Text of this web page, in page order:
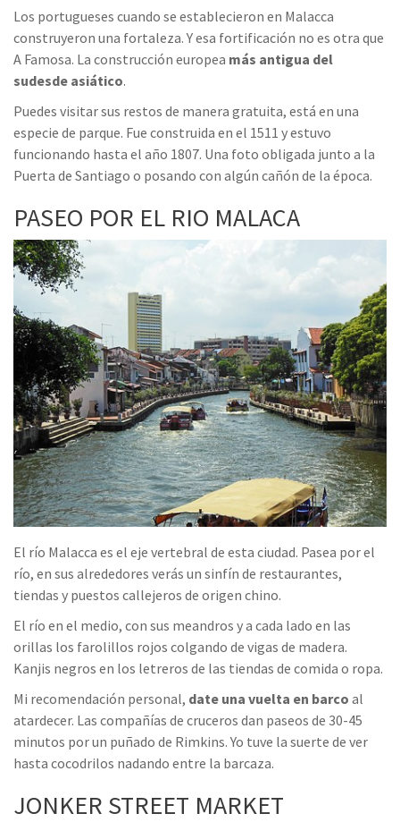
Los portugueses cuando se establecieron en Malacca
construyeron una fortaleza. Y esa fortificación no es otra que
A Famosa. La construcción europea más antigua del
sudesde asiático.
Puedes visitar sus restos de manera gratuita, está en una
especie de parque. Fue construida en el 1511 y estuvo
funcionando hasta el año 1807. Una foto obligada junto a la
Puerta de Santiago o posando con algún cañón de la época.
PASEO POR EL RIO MALACA
El río Malacca es el eje vertebral de esta ciudad. Pasea por el
río, en sus alrededores verás un sinfín de restaurantes,
tiendas y puestos callejeros de origen chino.
El río en el medio, con sus meandros y a cada lado en las
orillas los farolillos rojos colgando de vigas de madera.
Kanjis negros en los letreros de las tiendas de comida o ropa.
Mi recomendación personal, date una vuelta en barco al
atardecer. Las compañías de cruceros dan paseos de 30-45
minutos por un puñado de Rimkins. Yo tuve la suerte de ver
hasta cocodrilos nadando entre la barcaza.
JONKER STREET MARKET